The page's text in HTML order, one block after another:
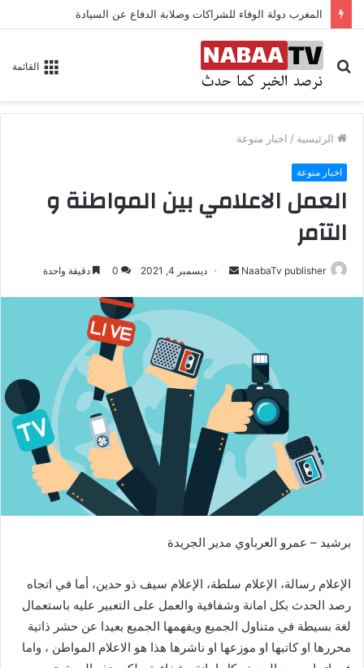
المغرب دولة الوفاء للشراكات وصلابة الدفاع عن السيادة
القائمة
بحث
عن
الرئيسية / اخبار منوعة
اخبار منوعة
العمل الاعلامي بين المواطنة و
التآمر
NaabaTv publisher
ل
ر
ي
ت
و
ي
ا
ديسمبر 4, 2021 0 دقيقة واحدة
برشيد – عمرو العرباوي مدير الجريدة
الإعلام رسالة، الإعلام سلطة، الإعلام سيف ذو حدين، أما في اتجاه
رصد الحدث بكل امانة وشفافية والعمل على التعبير عليه باستعمال
لغة بسيطة في متناول الجميع ويفهمها الجميع بعيدا عن حشر ذاتية
محررها او كاتبها او موزعها او ناشرها هذا هو الاعلام المواطن ، واما